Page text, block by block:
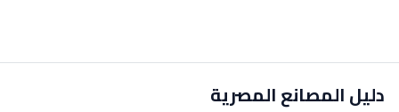
دليل المصانع المصرية